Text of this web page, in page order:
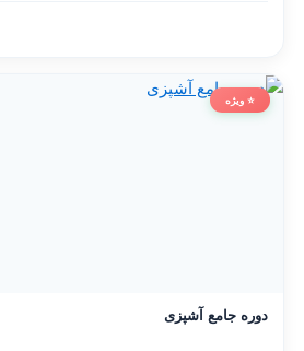
⭐ ویژه
دوره جامع آشپزی